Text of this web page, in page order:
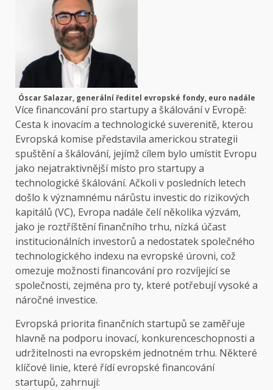
Óscar Salazar, generální ředitel evropské fondy, euro nadále
Více financování pro startupy a škálování v Evropě:
Cesta k inovacím a technologické suverenitě, kterou
Evropská komise představila americkou strategii
spuštění a škálování, jejímž cílem bylo umístit Evropu
jako nejatraktivnější místo pro startupy a
technologické škálování. Ačkoli v posledních letech
došlo k významnému nárůstu investic do rizikových
kapitálů (VC), Evropa nadále čelí několika výzvám,
jako je roztříštění finančního trhu, nízká účast
institucionálních investorů a nedostatek společného
technologického indexu na evropské úrovni, což
omezuje možnosti financování pro rozvíjející se
společnosti, zejména pro ty, které potřebují vysoké a
náročné investice.
Evropská priorita finančních startupů se zaměřuje
hlavně na podporu inovací, konkurenceschopnosti a
udržitelnosti na evropském jednotném trhu. Některé
klíčové linie, které řídí evropské financování
startupů, zahrnují: